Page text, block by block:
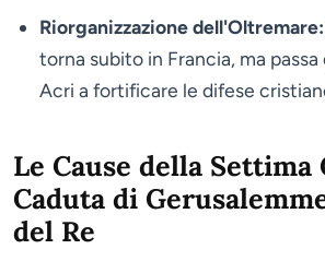
Riorganizzazione dell'Oltremare:
torna subito in Francia, ma
Acri a fortificare le difese
Le Cause della Settima
Caduta di
del Re